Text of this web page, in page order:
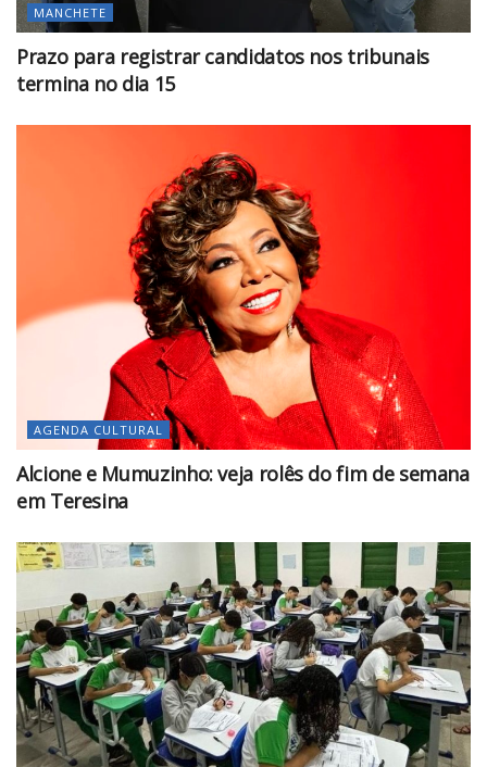
MANCHETE
Prazo para registrar candidatos nos tribunais
termina no dia 15
AGENDA CULTURAL
Alcione e Mumuzinho: veja rolês do fim de semana
em Teresina